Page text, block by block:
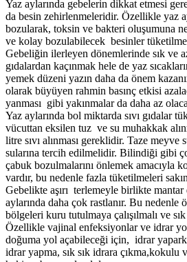
Yaz aylarında gebelerin dikkat etmesi
da besin zehirlenmeleridir. Özellikle yaz
bozularak, toksin ve bakteri oluşumuna
ve kolay bozulabilecek besinler
Gebeliğin ilerleyen dönemlerinde sık ve
gıdalardan kaçınmak hele de yaz
yemek düzeni yazın daha da önem
olarak büyüyen rahmin basınç etkisi
yanması gibi yakınmalar da daha az
Yaz aylarında bol miktarda sıvı gıdalar
vücuttan eksilen tuz ve su muhakkak
litre sıvı alınması gereklidir. Taze
sularına tercih edilmelidir. Bilindiği gibi
çabuk bozulmalarını önlemek amacıyla
vardır, bu nedenle fazla tüketilmeleri
Gebelikte aşırı terlemeyle birlikte mantar
aylarında daha çok rastlanır. Bu nedenle
bölgeleri kuru tutulmaya çalışılmalı ve
Özellikle vajinal enfeksiyonlar ve idrar
doğuma yol açabileceği için, idrar
idrar yapma, sık sık idrara çıkma,kokulu